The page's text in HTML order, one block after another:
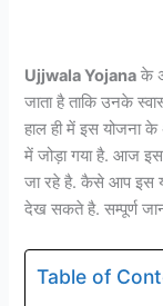
Ujjwala Yojana के
जाता है ताकि उनके
हाल ही में इस योजना के
में जोड़ा गया है. आज
जा रहे है. कैसे आप इस
देख सकते है. सम्पूर्ण
Table of